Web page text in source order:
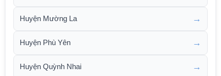
Huyện Mường La →
Huyện Phù Yên →
Huyện Quỳnh Nhai →